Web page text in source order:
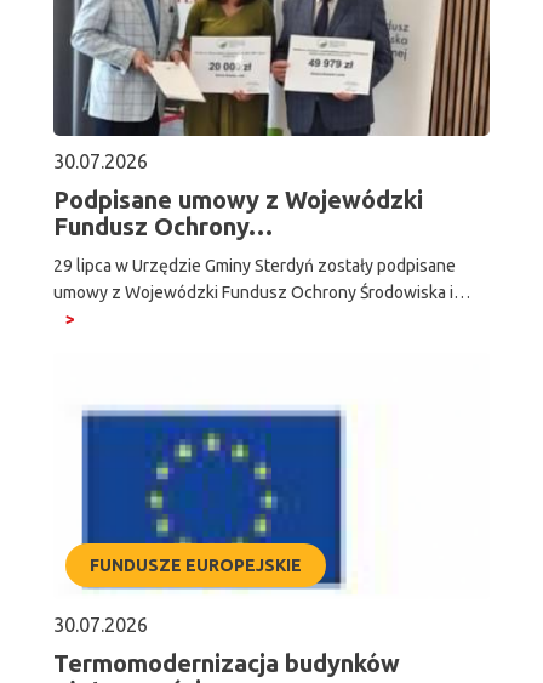
30.07.2026
Podpisane umowy z Wojewódzki
Fundusz Ochrony…
29 lipca w Urzędzie Gminy Sterdyń zostały podpisane
umowy z Wojewódzki Fundusz Ochrony Środowiska i…
FUNDUSZE EUROPEJSKIE
30.07.2026
Termomodernizacja budynków